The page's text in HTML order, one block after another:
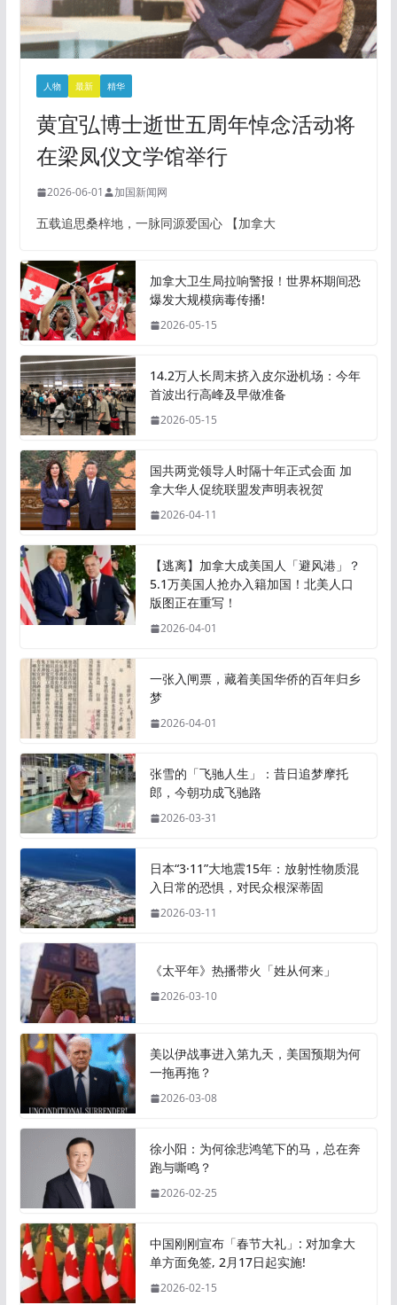
人物 最新 精华
黄宜弘博士逝世五周年悼念活动将
在梁凤仪文学馆举行
2026-06-01 加国新闻网
五载追思桑梓地，一脉同源爱国心 【加拿大
加拿大卫生局拉响警报！世界杯期间恐
爆发大规模病毒传播!
2026-05-15
14.2万人长周末挤入皮尔逊机场：今年
首波出行高峰及早做准备
2026-05-15
国共两党领导人时隔十年正式会面 加
拿大华人促统联盟发声明表祝贺
2026-04-11
【逃离】加拿大成美国人「避风港」？
5.1万美国人抢办入籍加国！北美人口
版图正在重写！
2026-04-01
一张入闸票，藏着美国华侨的百年归乡
梦
2026-04-01
张雪的「飞驰人生」：昔日追梦摩托
郎，今朝功成飞驰路
2026-03-31
日本“3·11”大地震15年：放射性物质混
入日常的恐惧，对民众根深蒂固
2026-03-11
《太平年》热播带火「姓从何来」
2026-03-10
美以伊战事进入第九天，美国预期为何
一拖再拖？
2026-03-08
徐小阳：为何徐悲鸿笔下的马，总在奔
跑与嘶鸣？
2026-02-25
中国刚刚宣布「春节大礼」: 对加拿大
单方面免签, 2月17日起实施!
2026-02-15